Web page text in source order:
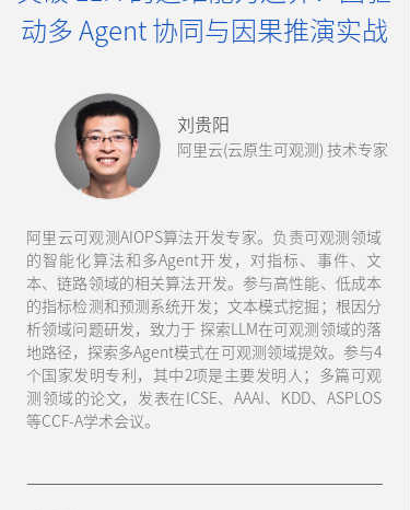
刘贵阳
阿里云(云原生可观测) 技术专家
阿里云可观测AIOPS算法开发专家。负责可观测领域
的智能化算法和多Agent开发，对指标、事件、文
本、链路领域的相关算法开发。参与高性能、低成本
的指标检测和预测系统开发；文本模式挖掘；根因分
析领域问题研发，致力于 探索LLM在可观测领域的落
地路径，探索多Agent模式在可观测领域提效。参与4
个国家发明专利，其中2项是主要发明人；多篇可观
测领域的论文，发表在ICSE、AAAI、KDD、ASPLOS
等CCF-A学术会议。
动多 Agent 协同与因果推演实战